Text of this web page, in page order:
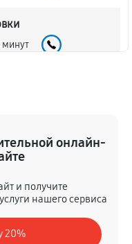
минут
ATN ODIN
онлайн-
и получите
нашего сервиса
20%